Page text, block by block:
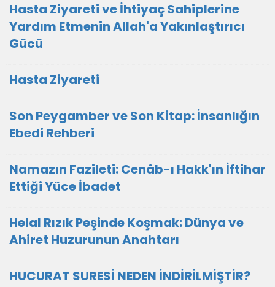
Hasta Ziyareti ve İhtiyaç Sahiplerine
Yardım Etmenin Allah'a Yakınlaştırıcı
Gücü
Hasta Ziyareti
Son Peygamber ve Son Kitap: İnsanlığın
Ebedi Rehberi
Namazın Fazileti: Cenâb-ı Hakk'ın İftihar
Ettiği Yüce İbadet
Helal Rızık Peşinde Koşmak: Dünya ve
Ahiret Huzurunun Anahtarı
HUCURAT SURESİ NEDEN İNDİRİLMİŞTİR?